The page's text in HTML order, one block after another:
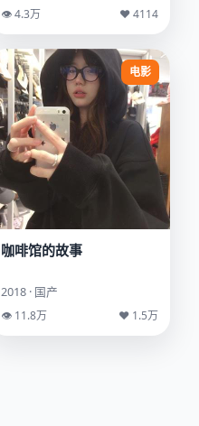
👁 4.3万 ♥ 4114
电影
咖啡馆的故事
2018 · 国产
👁 11.8万 ♥ 1.5万